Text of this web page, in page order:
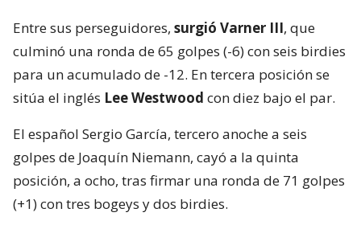
Entre sus perseguidores, surgió Varner III, que
culminó una ronda de 65 golpes (-6) con seis birdies
para un acumulado de -12. En tercera posición se
sitúa el inglés Lee Westwood con diez bajo el par.
El español Sergio García, tercero anoche a seis
golpes de Joaquín Niemann, cayó a la quinta
posición, a ocho, tras firmar una ronda de 71 golpes
(+1) con tres bogeys y dos birdies.